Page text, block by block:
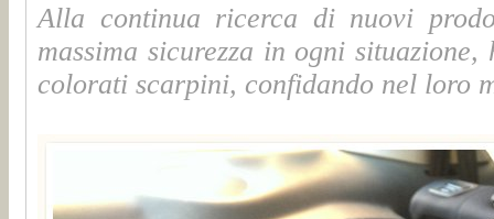
Alla continua ricerca di nuovi
massima sicurezza in ogni
colorati scarpini, confidando nel loro